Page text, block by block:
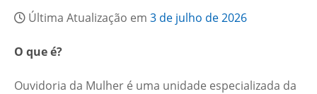
Última Atualização em 3 de julho de 2026
O que é?
Ouvidoria da Mulher é uma unidade especializada da